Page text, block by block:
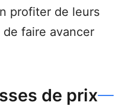
profiter de leurs
faire avancer
de prix